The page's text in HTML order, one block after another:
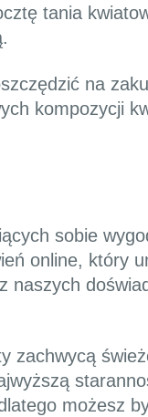
tania
na
kompozycji
sobie
online, który
naszych
zachwycą
możesz